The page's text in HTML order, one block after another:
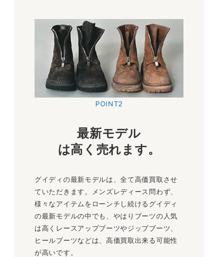
～60,000円買取
POINT2
最新モデル
は高く売れます。
グイディの最新モデルは、全て高価買取させ
ていただきます。メンズレディース問わず、
様々なアイテムをローンチし続けるグイディ
の最新モデルの中でも、やはりブーツの人気
は高くレースアップブーツやジップブーツ、
ヒールブーツなどは、高価買取出来る可能性
が高いです。